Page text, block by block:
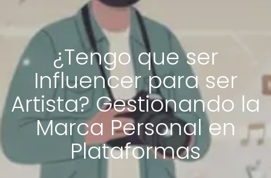
¿Tengo que ser
Influencer para ser
Artista? Gestionando la
Marca Personal en
Plataformas